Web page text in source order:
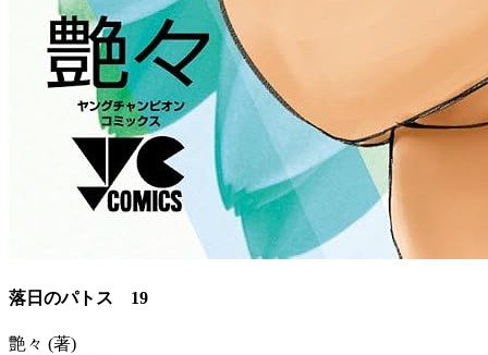
落日のパトス 19
艶々 (著)